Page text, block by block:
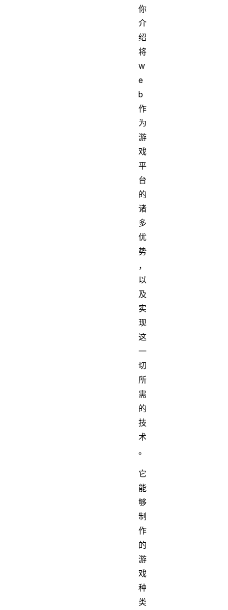
你
介
绍
将
w
e
b
作
为
游
戏
平
台
的
诸
多
优
势
，
以
及
实
现
这
一
切
所
需
的
技
术
。
它
能
够
制
作
的
游
戏
种
类